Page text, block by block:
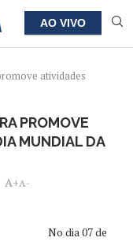
AO VIVO
atividades
PROMOVE
MUNDIAL DA
A+A-
No dia 07 de